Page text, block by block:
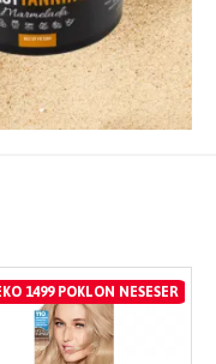
1499 POKLON NESESER